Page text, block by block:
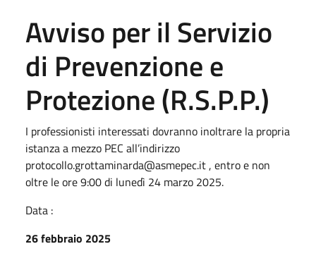
Avviso per il Servizio
di Prevenzione e
Protezione (R.S.P.P.)
I professionisti interessati dovranno inoltrare la propria
istanza a mezzo PEC all’indirizzo
protocollo.grottaminarda@asmepec.it , entro e non
oltre le ore 9:00 di lunedì 24 marzo 2025.
Data :
26 febbraio 2025